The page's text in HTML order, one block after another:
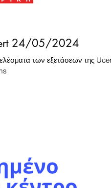
24/05/2024
των εξετάσεων της Ucert